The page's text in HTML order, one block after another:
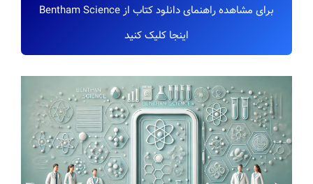
برای مشاهده راهنمای دانلود کتاب از Bentham Science
اینجا کلیک کنید